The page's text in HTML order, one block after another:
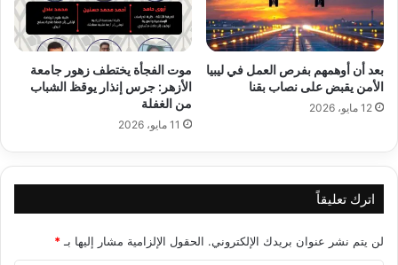
بعد أن أوهمهم بفرص العمل في ليبيا
الأمن يقبض على نصاب بقنا
12 مايو، 2026
موت الفجأة يختطف زهور جامعة
الأزهر: جرس إنذار يوقظ الشباب
من الغفلة
11 مايو، 2026
اترك تعليقاً
لن يتم نشر عنوان بريدك الإلكتروني. الحقول الإلزامية مشار إليها بـ *